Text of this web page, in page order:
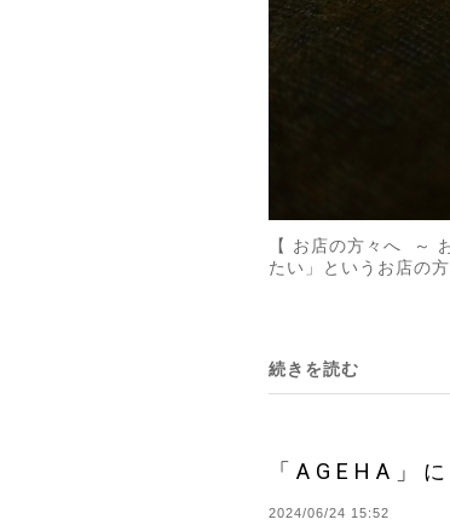
【 お店の方々へ ～
たい」というお店の
続きを読む
「AGEHA
2024/06/24 15:52